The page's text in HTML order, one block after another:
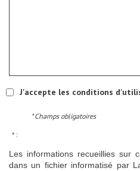
J'accepte les conditions
* Champs obligatoires
* :
Les informations recueillies sur
dans un fichier informatisé par